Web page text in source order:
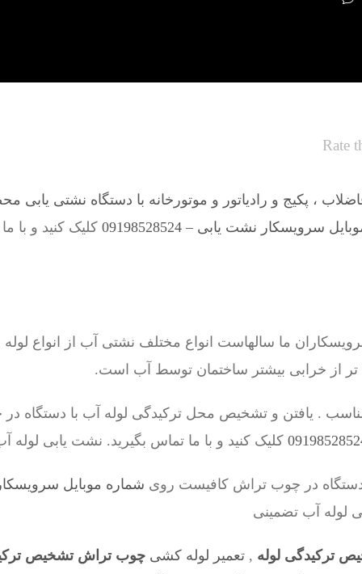
Rate
، پکیج و رادیاتور و موتورخانه با دستگاه نشتی یابی
سرویسکار نشت یابی – 09198528524
کلیک کنید و با
ما سالهاست انواع مختلف نشتی آب از انواع لوله
تر از خرابی بیشتر ساختمان توسط آب است.
. یافتن و تشخیص محل ترکیدگی لوله آب با دستگاه
کلیک کنید و با ما تماس بگیرید. نشت یابی لوله
در چوب تراش کافیست روی شماره موبایل سرویسکار –
لوله آب تضمینی
ترکیدگی لوله , تعمیر لوله کشی چوب تراش تشخیص